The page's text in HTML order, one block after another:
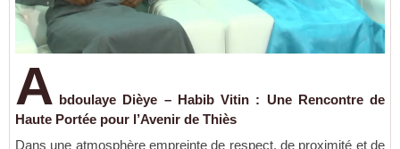
A bdoulaye Dièye – Habib Vitin : Une Rencontre de
Haute Portée pour l’Avenir de Thiès
Dans une atmosphère empreinte de respect, de proximité et de